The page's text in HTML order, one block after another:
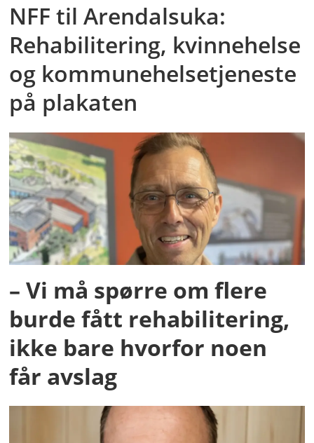
NFF til Arendalsuka:
Rehabilitering, kvinnehelse
og kommunehelsetjeneste
på plakaten
– Vi må spørre om flere
burde fått rehabilitering,
ikke bare hvorfor noen
får avslag